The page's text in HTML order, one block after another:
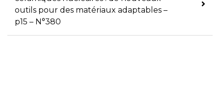
outils pour des matériaux adaptables –
p15 – N°380